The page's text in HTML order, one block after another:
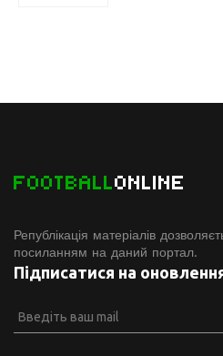
FOOTBALLONLINE
Републікація матеріалів
посиланням на даний портал.
Підписатися на